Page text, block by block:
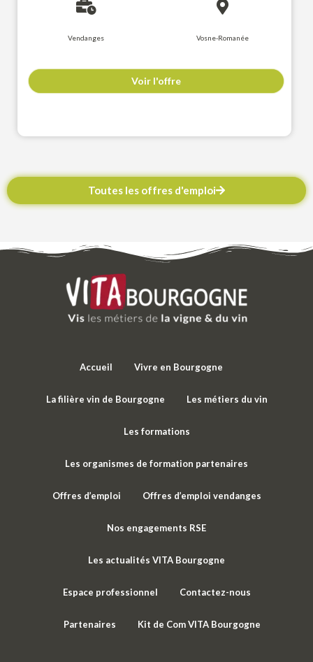
Vendanges Vosne-Romanée
Voir l'offre
Toutes les offres d'emploi
Accueil Vivre en Bourgogne
La filière vin de Bourgogne Les métiers du vin
Les formations
Les organismes de formation partenaires
Offres d’emploi Offres d’emploi vendanges
Nos engagements RSE
Les actualités VITA Bourgogne
Espace professionnel Contactez-nous
Partenaires Kit de Com VITA Bourgogne